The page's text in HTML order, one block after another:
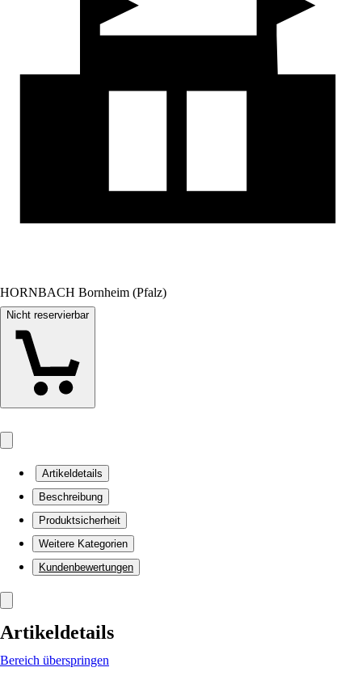
HORNBACH Bornheim (Pfalz)
Nicht reservierbar
Artikeldetails
Beschreibung
Produktsicherheit
Weitere Kategorien
Kundenbewertungen
Artikeldetails
Bereich überspringen